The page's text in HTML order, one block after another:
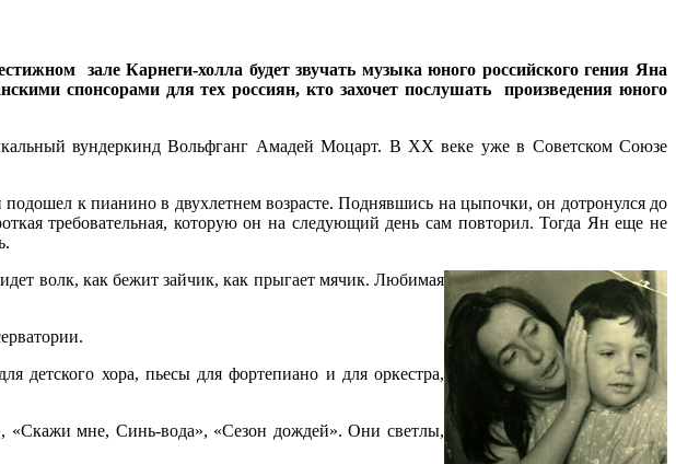
зале Карнеги-холла будет звучать музыка юного российского гения Яна
спонсорами для тех россиян, кто захочет послушать произведения юного
вундеркинд Вольфганг Амадей Моцарт. В ХХ веке уже в Советском Союзе
к пианино в двухлетнем возрасте. Поднявшись на цыпочки, он дотронулся до
требовательная, которую он на следующий день сам повторил. Тогда Ян еще не
волк, как бежит зайчик, как прыгает мячик. Любимая
детского хора, пьесы для фортепиано и для оркестра,
мне, Синь-вода», «Сезон дождей». Они светлы,